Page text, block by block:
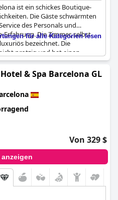
ist ein schickes Boutique-
Die Gäste schwärmten
des Personals und
Erfahrung. Die Zimmer, selbst
bezeichnet. Die
protzig und hat einen
Hotels am Paseo de Gracia
Lage im Herzen von
Mandarin Oriental einen
komfortablen Aufenthalt.
für alle Kategorien lesen
& Spa Barcelona GL
Von 329 $
anzeigen